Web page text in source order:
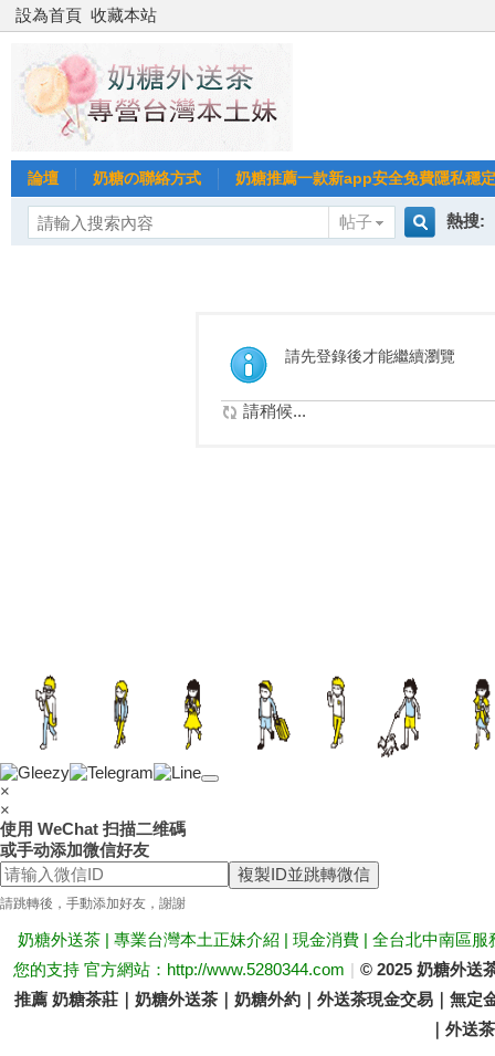
設為首頁 收藏本站
論壇 奶糖の聯絡方式 奶糖推薦一款新app安全免費隱私穩
帖子
索
熱搜:
台中
請先登錄後才能繼續瀏覽
請稍候...
×
×
使用 WeChat 扫描二维碼
或手动添加微信好友
複製ID並跳轉微信
請跳轉後，手動添加好友，謝謝
奶糖外送茶 | 專業台灣本土正妹介紹 | 現金消費 | 全台北中南區
您的支持 官方網站：http://www.5280344.com | © 2025 奶糖外送
推薦 奶糖茶莊｜奶糖外送茶｜奶糖外約｜外送茶現金交易｜無
｜外送